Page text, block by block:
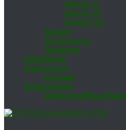
Her­ren V
Her­ren VI
Her­ren VII
Da­men
Nach­wuchs
Se­nio­ren
Gäs­te­buch
Im­pres­sum
Kon­takt
Da­ten­schutz
Da­ten­zu­griffs­an­fra­ge